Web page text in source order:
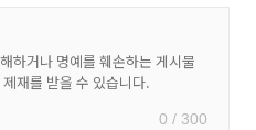
0 / 300